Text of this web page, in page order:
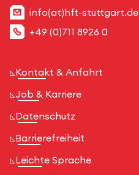
info(at)hft-stuttgart.de
+49 (0)711 8926 0
Kontakt & Anfahrt
Job & Karriere
Datenschutz
Barrierefreiheit
Leichte Sprache